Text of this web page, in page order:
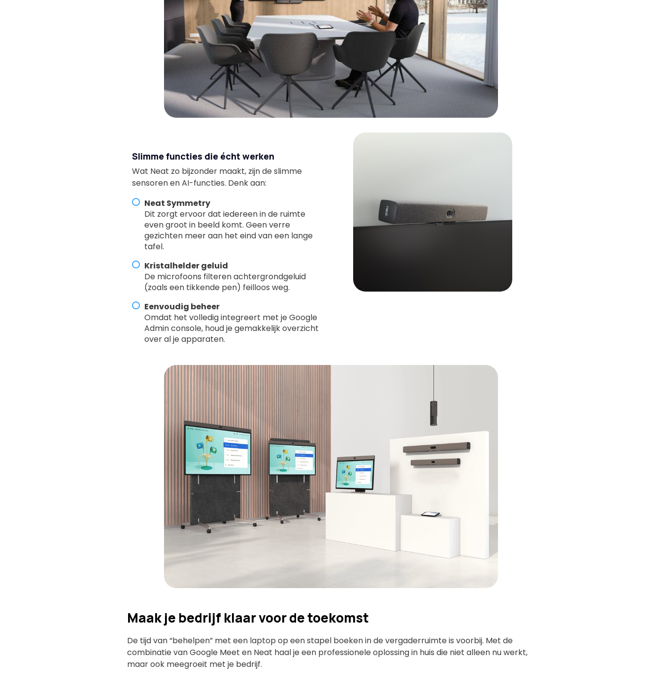
Slimme functies die écht werken
Wat Neat zo bijzonder maakt, zijn de slimme
sensoren en AI-functies. Denk aan:
Neat Symmetry
Dit zorgt ervoor dat iedereen in de ruimte
even groot in beeld komt. Geen verre
gezichten meer aan het eind van een lange
tafel.
Kristalhelder geluid
De microfoons filteren achtergrondgeluid
(zoals een tikkende pen) feilloos weg.
Eenvoudig beheer
Omdat het volledig integreert met je Google
Admin console, houd je gemakkelijk overzicht
over al je apparaten.
Maak je bedrijf klaar voor de toekomst
De tijd van “behelpen” met een laptop op een stapel boeken in de vergaderruimte is voorbij. Met de
combinatie van Google Meet en Neat haal je een professionele oplossing in huis die niet alleen nu werkt,
maar ook meegroeit met je bedrijf.